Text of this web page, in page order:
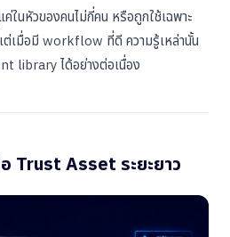
ในหัวของคนไม่กี่คน หรือถูกใช้เฉพาะ
เมื่อมี workflow ที่ดี ความรู้เหล่านั้น
library ได้อย่างต่อเนื่อง
Trust Asset ระยะยาว